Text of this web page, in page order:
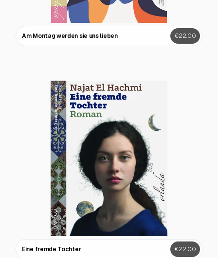
Am Montag werden sie uns lieben €22.00
Eine fremde Tochter €22.00